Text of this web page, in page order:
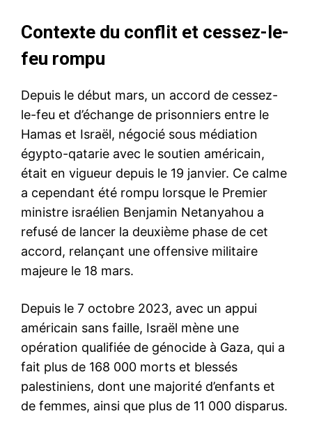
Contexte du conflit et cessez-le-
feu rompu
Depuis le début mars, un accord de cessez-
le-feu et d’échange de prisonniers entre le
Hamas et Israël, négocié sous médiation
égypto-qatarie avec le soutien américain,
était en vigueur depuis le 19 janvier. Ce calme
a cependant été rompu lorsque le Premier
ministre israélien Benjamin Netanyahou a
refusé de lancer la deuxième phase de cet
accord, relançant une offensive militaire
majeure le 18 mars.
Depuis le 7 octobre 2023, avec un appui
américain sans faille, Israël mène une
opération qualifiée de génocide à Gaza, qui a
fait plus de 168 000 morts et blessés
palestiniens, dont une majorité d’enfants et
de femmes, ainsi que plus de 11 000 disparus.